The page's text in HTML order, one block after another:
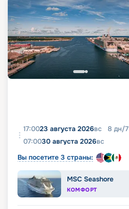
17:0023 августа 2026вс 8 дн/7
07:0030 августа 2026вс
Вы посетите 3 страны:
MSC Seashore
КОМФОРТ